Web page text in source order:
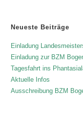
Neueste Beiträge
Einladung
Einladung zur BZM
Tagesfahrt ins
Aktuelle Infos
Ausschreibung BZM